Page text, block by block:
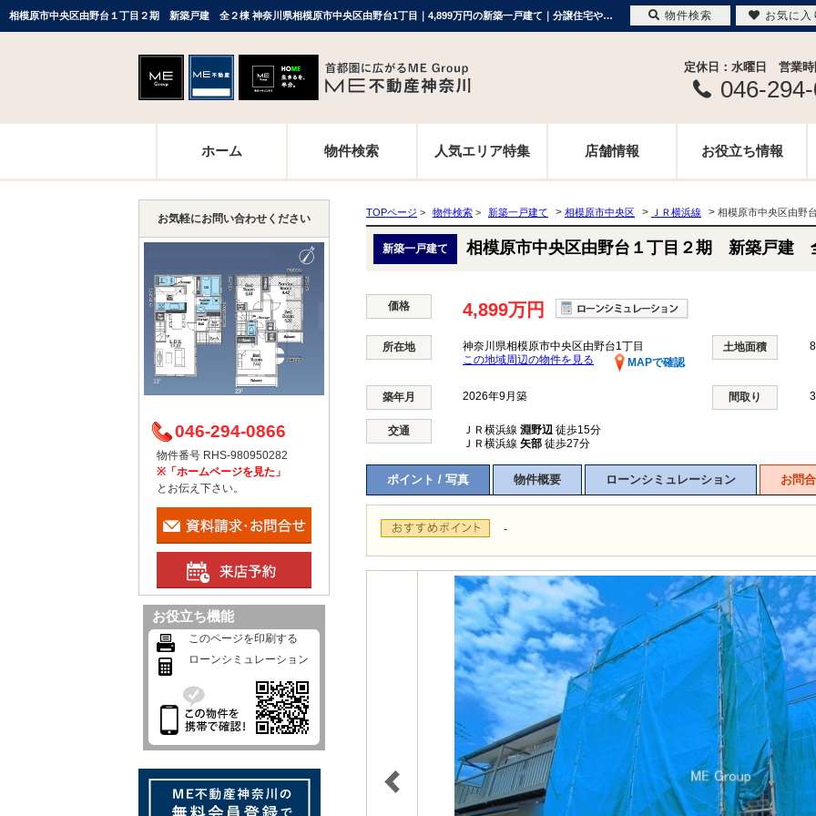
相模原市中央区由野台１丁目２期 新築戸建 全２棟 神奈川県相模原市中央区由野台1丁目｜4,899万円の新築一戸建て｜分譲住宅や新築物件｜ME不動産神奈川
定休日：水曜日 営業
046-
ホーム 物件検索 人気エリア特集 店舗情報 お役立ち情報
TOPページ > 物件検索 > 新築一戸建て > 相模原市中央区 > ＪＲ横浜線 > 相模原市中央区由
新築一戸建て 相模原市中央区由野台１丁目２期 新築戸建
価格 4,899万円
所在地
神奈川県相模原市中央区由野台1丁目
MAPで確認
この地域周辺の物件を見る
土地面積
築年月 2026年9月築 間取り
交通 ＪＲ横浜線 淵野辺 徒歩15分
ＪＲ横浜線 矢部 徒歩27分
ポイント / 写真 物件概要 ローンシミュレーション お問
-
お気軽にお問い合わせください
046-294-0866
物件番号 RHS-980950282
※「ホームページを見た」
とお伝え下さい。
お役立ち機能
このページを印刷する
ローンシミュレーション
物件検索 お気に入